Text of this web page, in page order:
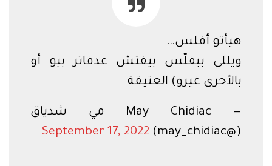
هيأتو أفلس…
ويللي ببفلّس بيفتش عدفاتر بيو أو
بالأحرى غيرو) العتيقة
— May Chidiac مي شدياق
(@may_chidiac)
September 17, 2022